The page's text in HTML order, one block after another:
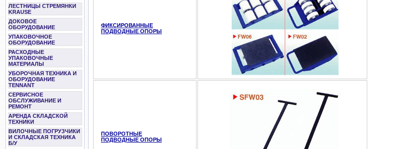
ЛЕСТНИЦЫ СТРЕМЯНКИ
KRAUSE
ДОКОВОЕ
ОБОРУДОВАНИЕ
УПАКОВОЧНОЕ
ОБОРУДОВАНИЕ
РАСХОДНЫЕ
УПАКОВОЧНЫЕ
МАТЕРИАЛЫ
УБОРОЧНАЯ ТЕХНИКА И
ОБОРУДОВАНИЕ
TENNANT
СЕРВИСНОЕ
ОБСЛУЖИВАНИЕ И
РЕМОНТ
АРЕНДА СКЛАДСКОЙ
ТЕХНИКИ
ВИЛОЧНЫЕ ПОГРУЗЧИКИ
И СКЛАДСКАЯ ТЕХНИКА
Б/У
ФИКСИРОВАННЫЕ
ПОДВОДНЫЕ ОПОРЫ
ПОВОРОТНЫЕ
ПОДВОДНЫЕ ОПОРЫ